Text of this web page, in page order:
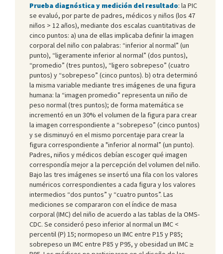
Prueba diagnóstica y medición del resultado: la PIC
se evaluó, por parte de padres, médicos y niños (los 47
niños > 12 años), mediante dos escalas cuantitativas de
cinco puntos: a) una de ellas implicaba definir la imagen
corporal del niño con palabras: “inferior al normal” (un
punto), “ligeramente inferior al normal” (dos puntos),
“promedio” (tres puntos), “ligero sobrepeso” (cuatro
puntos) y “sobrepeso” (cinco puntos). b) otra determinó
la misma variable mediante tres imágenes de una figura
humana: la “imagen promedio” representa un niño de
peso normal (tres puntos); de forma matemática se
incrementó en un 30% el volumen de la figura para crear
la imagen correspondiente a “sobrepeso” (cinco puntos)
y se disminuyó en el mismo porcentaje para crear la
figura correspondiente a "inferior al normal” (un punto).
Padres, niños y médicos debían escoger qué imagen
correspondía mejor a la percepción del volumen del niño.
Bajo las tres imágenes se insertó una fila con los valores
numéricos correspondientes a cada figura y los valores
intermedios “dos puntos” y “cuatro puntos”. Las
mediciones se compararon con el índice de masa
corporal (IMC) del niño de acuerdo a las tablas de la OMS-
CDC. Se consideró peso inferior al normal un IMC <
percentil (P) 15; normopeso un IMC entre P15 y P85;
sobrepeso un IMC entre P85 y P95, y obesidad un IMC ≥